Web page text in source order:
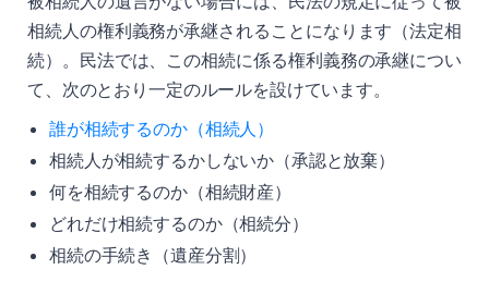
相続人の権利義務が承継されることになります（法定相
続）。民法では、この相続に係る権利義務の承継につい
て、次のとおり一定のルールを設けています。
誰が相続するのか（相続人）
相続人が相続するかしないか（承認と放棄）
何を相続するのか（相続財産）
どれだけ相続するのか（相続分）
相続の手続き（遺産分割）